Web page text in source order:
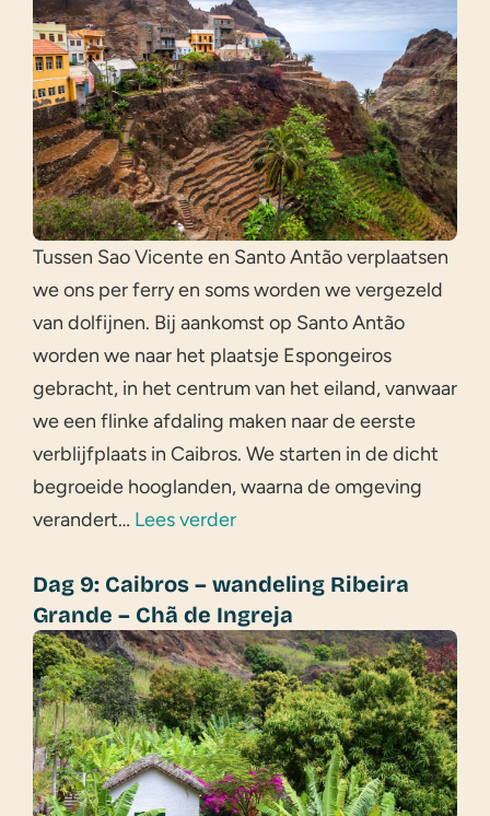
Tussen Sao Vicente en Santo Antão verplaatsen
we ons per ferry en soms worden we vergezeld
van dolfijnen. Bij aankomst op Santo Antão
worden we naar het plaatsje Espongeiros
gebracht, in het centrum van het eiland, vanwaar
we een flinke afdaling maken naar de eerste
verblijfplaats in Caibros. We starten in de dicht
begroeide hooglanden, waarna de omgeving
verandert… Lees verder
Dag 9: Caibros – wandeling Ribeira
Grande – Chã de Ingreja